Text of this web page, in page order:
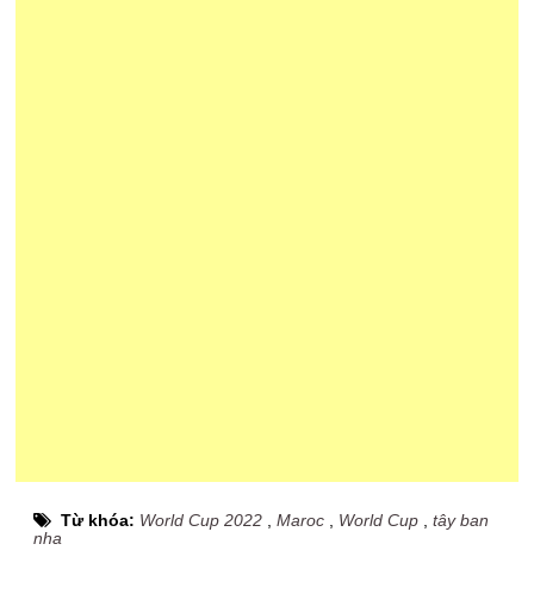
Từ khóa: World Cup 2022 ,Maroc World Cup ,tây ban
nha